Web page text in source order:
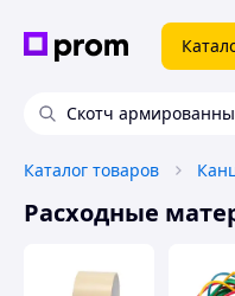
Скотч
Каталог товаров
Расходные